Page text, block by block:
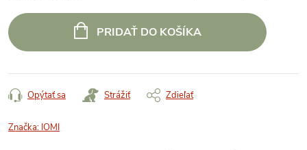
cena:
PRIDAŤ DO KOŠÍKA
Opýtať sa Strážiť Zdieľať
Značka: IOMI